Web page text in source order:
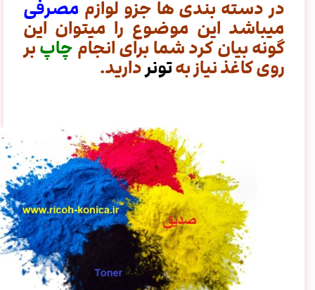
در دسته بندی ها جزو لوازم مصرفی
میباشد این موضوع را میتوان این
گونه بیان کرد شما برای انجامچاپبر
روی کاغذ نیاز بهتونردارید.